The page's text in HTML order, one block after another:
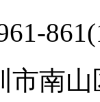
市南